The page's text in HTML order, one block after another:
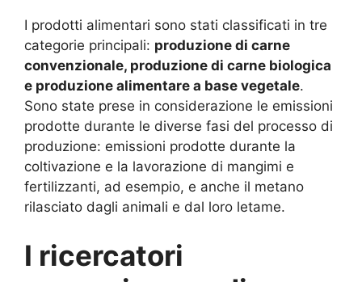
I prodotti alimentari sono stati classificati in tre
categorie principali: produzione di carne
convenzionale, produzione di carne biologica
e produzione alimentare a base vegetale.
Sono state prese in considerazione le emissioni
prodotte durante le diverse fasi del processo di
produzione: emissioni prodotte durante la
coltivazione e la lavorazione di mangimi e
fertilizzanti, ad esempio, e anche il metano
rilasciato dagli animali e dal loro letame.
I ricercatori